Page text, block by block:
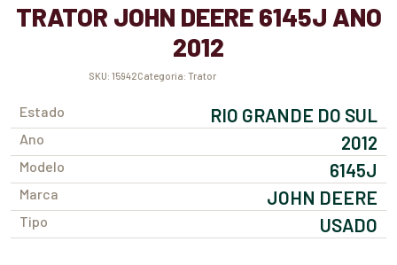
TRATOR JOHN DEERE 6145J ANO
2012
SKU: 15942 Categoria: Trator
Estado RIO GRANDE DO SUL
Ano 2012
Modelo 6145J
Marca JOHN DEERE
Tipo USADO